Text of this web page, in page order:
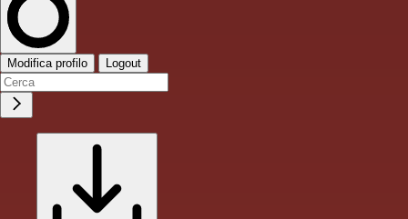
Modifica profilo Logout